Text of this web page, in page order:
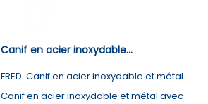
Canif en acier inoxydable...
FRED. Canif en acier inoxydable et métal
Canif en acier inoxydable et métal avec